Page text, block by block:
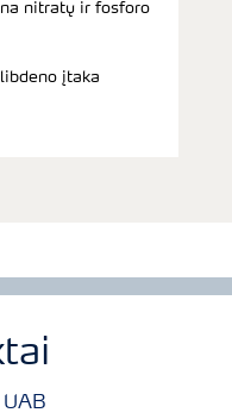
nitratų ir fosforo
įtaka
UAB